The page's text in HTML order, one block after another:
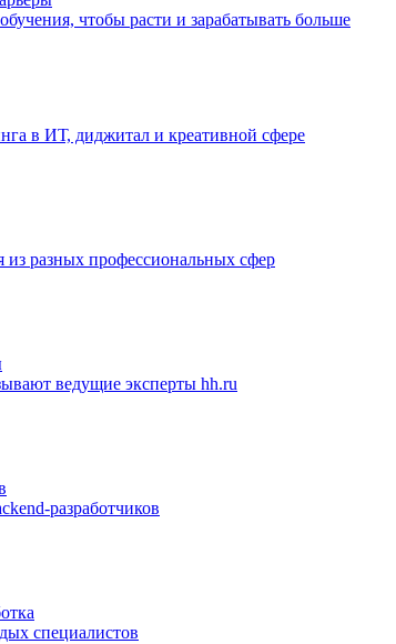
чтобы расти и зарабатывать больше
в ИТ, диджитал и креативной сфере
разных профессиональных сфер
ведущие эксперты hh.ru
разработчиков
специалистов